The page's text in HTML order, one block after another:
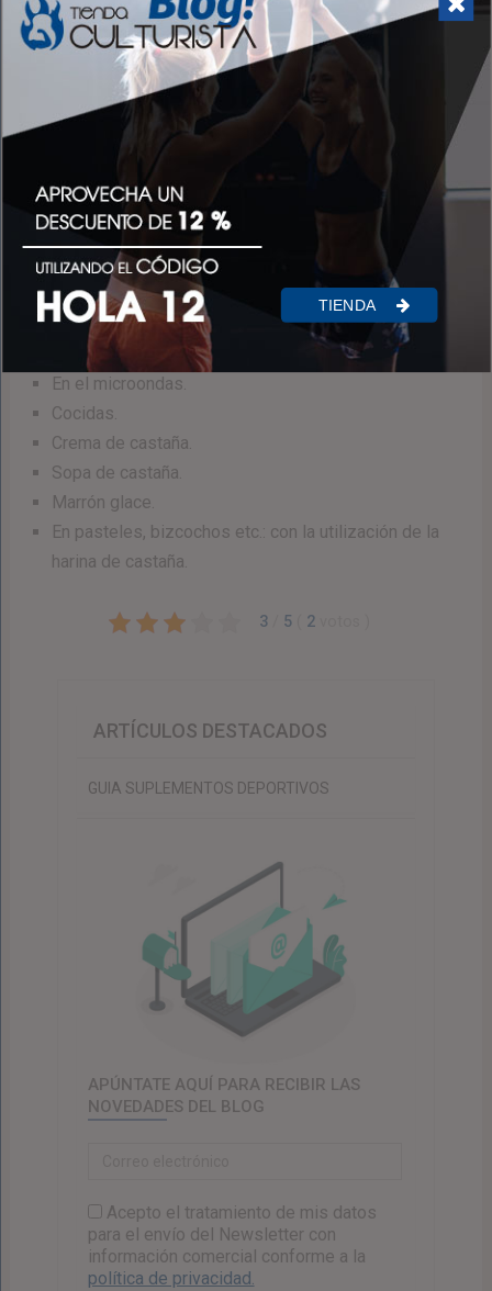
Son aptas para celiacos: no contienen gluten.
Excelente fuente de antioxidantes.
A pesar de que es un fruto estacional, a día de hoy
pueden encontrarse a lo largo de todo el año,
especialmente de forma ya preparada; como cocidas,
Cómo prepararlas.
Las castañas pueden preparase de diferentes formas:
Asadas.
Al horno.
En el microondas.
Cocidas.
Crema de castaña.
Sopa de castaña.
Marrón glace.
En pasteles, bizcochos etc.: con la utilización de la
harina de castaña.
3 5 2
ARTÍCULOS DESTACADOS
GUIA SUPLEMENTOS DEPORTIVOS
APÚNTATE AQUÍ PARA RECIBIR LAS
NOVEDADES DEL BLOG
Acepto el tratamiento de mis datos
para el envío del Newsletter con
información comercial conforme a la
política de privacidad.
TIENDA